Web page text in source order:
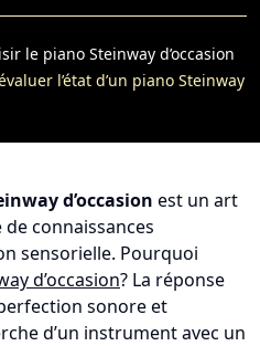
le piano Steinway d’occasion
l’état d’un piano Steinway
d’occasion est un art
connaissances
sensorielle. Pourquoi
d’occasion? La réponse
sonore et
d’un instrument avec un